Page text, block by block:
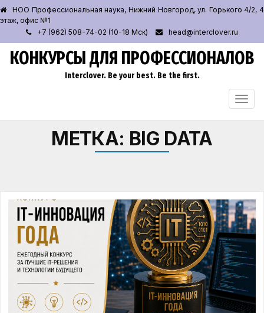
НОО Профессиональная наука, Нижний Новгород, ул. Горького 4/2, 4
этаж, офис №1
+7 (962) 508-74-02 (10-18 Мск)
head@interclover.ru
КОНКУРСЫ ДЛЯ ПРОФЕССИОНАЛОВ
Interclover. Be your best. Be the first.
МЕТКА: BIG DATA